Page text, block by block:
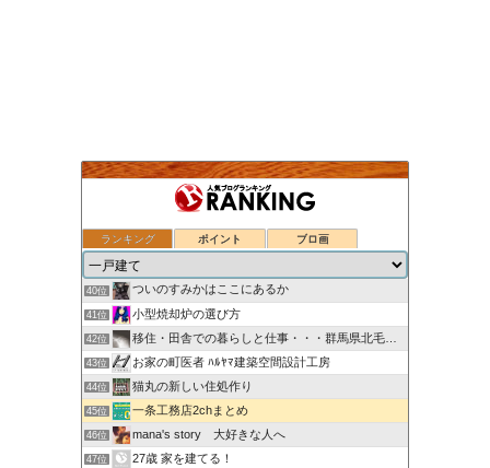
ランキング ポイント ブロ画
38位 蔵のミサワホームを建ててから…
39位 ローコスト住宅（秀光ビルド）で家を建てる
40位 ついのすみかはここにあるか
41位 小型焼却炉の選び方
42位 移住・田舎での暮らしと仕事・・・群馬県北毛みなかみエリア
43位 お家の町医者 ﾊﾙﾔﾏ建築空間設計工房
44位 猫丸の新しい住処作り
45位 一条工務店2chまとめ
46位 mana's story 大好きな人へ
47位 27歳 家を建てる！